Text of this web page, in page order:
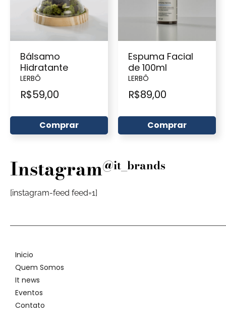
Bálsamo
Hidratante
LERBÔ
R$59,00
Comprar
Espuma Facial
de 100ml
LERBÔ
R$89,00
Comprar
Instagram@it_brands
[instagram-feed feed=1]
Inicio
Quem Somos
It news
Eventos
Contato